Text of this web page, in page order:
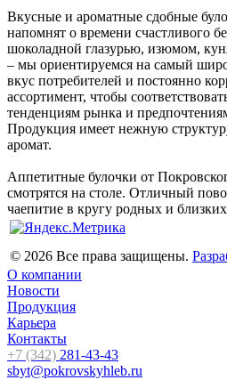
Вкусные и ароматные сдобные
напомнят о времени счастливого
шоколадной глазурью, изюмом,
– мы ориентируемся на самый
вкус потребителей и постоянно
ассортимент, чтобы
тенденциям рынка и
Продукция имеет нежную
аромат.
Аппетитные булочки от
смотрятся на столе. Отличный
чаепитие в кругу родных и
© 2026 Все права защищены.
О компании
Новости
Продукция
Карьера
Контакты
+7 (342) 281-43-43
sbyt@pokrovskyhleb.ru